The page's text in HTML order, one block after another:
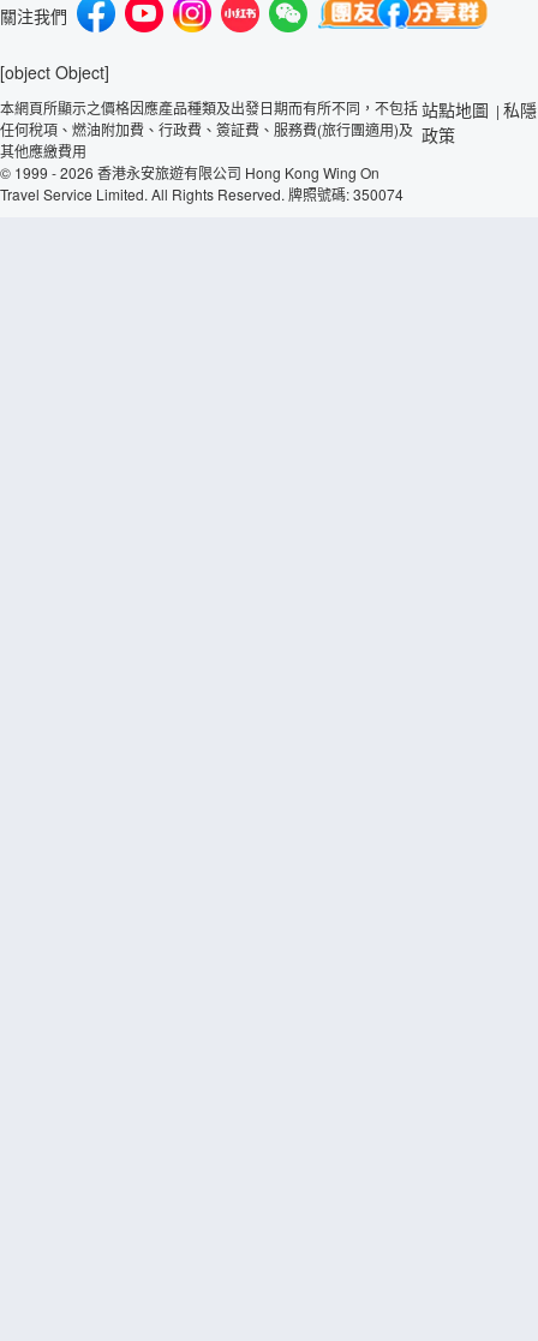
關注我們
[object Object]
本網頁所顯示之價格因應產品種類及出發日期而有所不同，不包括
任何稅項、燃油附加費、行政費、簽証費、服務費(旅行團適用)及
其他應繳費用
© 1999 - 2026 香港永安旅遊有限公司 Hong Kong Wing On
Travel Service Limited. All Rights Reserved. 牌照號碼: 350074
站點地圖 | 私隱
政策